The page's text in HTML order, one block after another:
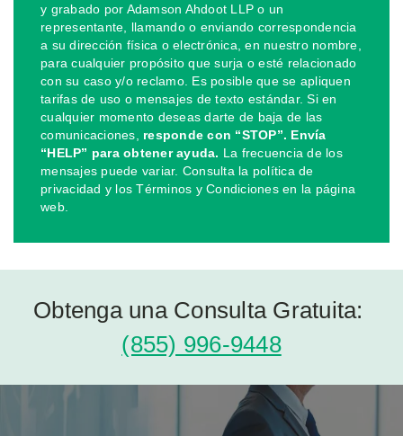
y grabado por Adamson Ahdoot LLP o un
representante, llamando o enviando correspondencia
a su dirección física o electrónica, en nuestro nombre,
para cualquier propósito que surja o esté relacionado
con su caso y/o reclamo. Es posible que se apliquen
tarifas de uso o mensajes de texto estándar. Si en
cualquier momento deseas darte de baja de las
comunicaciones, responde con “STOP”. Envía
“HELP” para obtener ayuda. La frecuencia de los
mensajes puede variar. Consulta la política de
privacidad y los Términos y Condiciones en la página
web.
Obtenga una Consulta Gratuita:
(855) 996-9448